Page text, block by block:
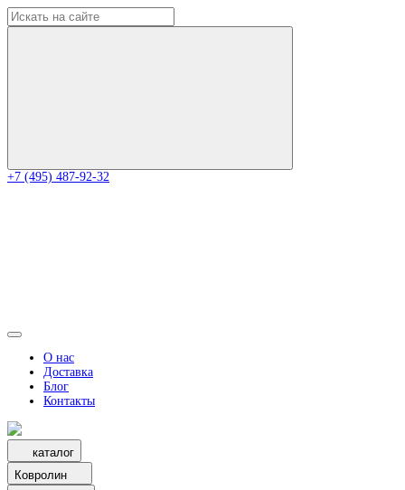
+7 (495) 487-92-32
О нас
Доставка
Блог
Контакты
каталог
Ковролин